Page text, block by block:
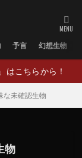
予言 幻想生物
はこちらから！
な未確認生物
物